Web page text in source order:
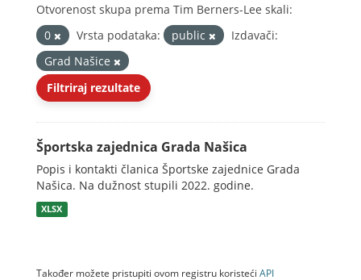
Otvorenost skupa prema Tim Berners-Lee skali:
0
Vrsta podataka: public
Izdavači:
Grad Našice
Filtriraj rezultate
Športska zajednica Grada Našica
Popis i kontakti članica Športske zajednice Grada
Našica. Na dužnost stupili 2022. godine.
XLSX
Također možete pristupiti ovom registru koristeći API